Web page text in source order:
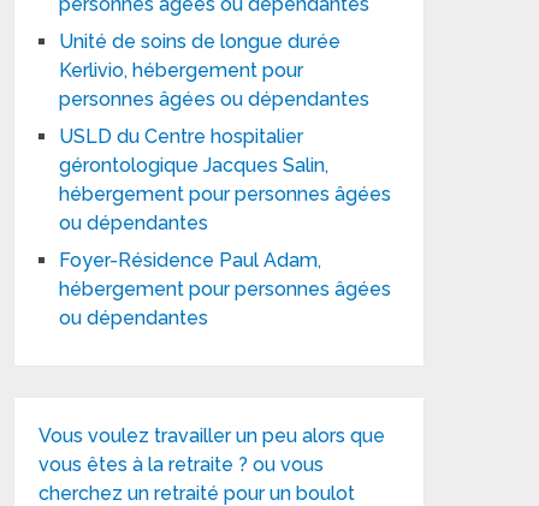
Unité de soins de longue durée
Kerlivio, hébergement pour
personnes âgées ou dépendantes
USLD du Centre hospitalier
gérontologique Jacques Salin,
hébergement pour personnes âgées
ou dépendantes
Foyer-Résidence Paul Adam,
hébergement pour personnes âgées
ou dépendantes
Vous voulez travailler un peu alors que
vous êtes à la retraite ? ou vous
cherchez un retraité pour un boulot